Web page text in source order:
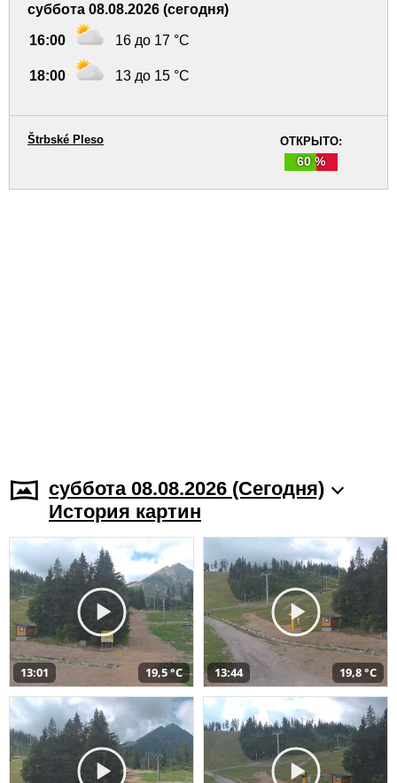
суббота 08.08.2026 (сегодня)
16:00 16 до 17 °C
18:00 13 до 15 °C
ОТКРЫТО:
60 %
Štrbské Pleso
суббота 08.08.2026 (Cегодня)
История картин
13:01 19,5 °C 13:44 19,8 °C